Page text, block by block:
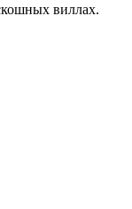
виллах.